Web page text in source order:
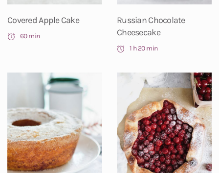
Covered Apple Cake
60 min
Russian Chocolate
Cheesecake
1 h 20 min